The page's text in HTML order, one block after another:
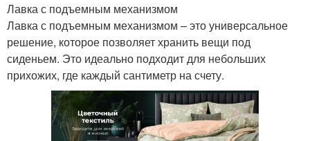
Лавка с подъемным механизмом
Лавка с подъемным механизмом – это универсальное
решение, которое позволяет хранить вещи под
сиденьем. Это идеально подходит для небольших
прихожих, где каждый сантиметр на счету.